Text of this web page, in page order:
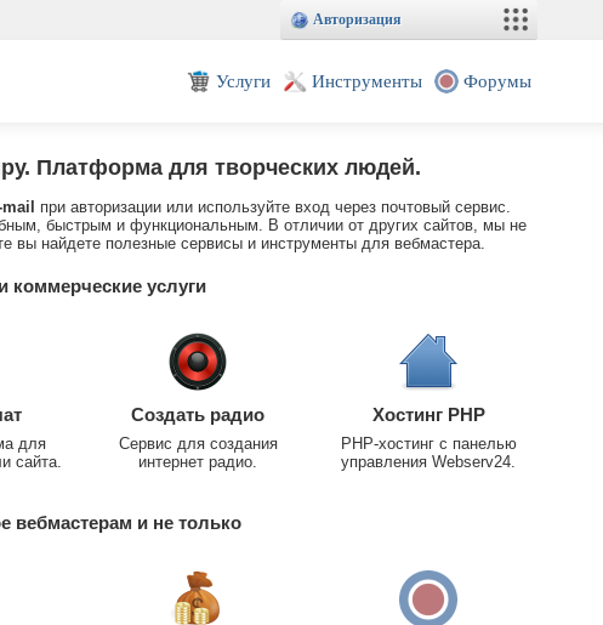
Авторизация
Услуги Инструменты Форумы
Платформа для творческих людей.
mail
при авторизации или используйте вход через почтовый сервис.
быстрым и функциональным. В отличии от других сайтов, мы не
найдете полезные сервисы и инструменты для вебмастера.
коммерческие услуги
для
сайта.
Создать радио
Сервис для создания
интернет радио.
Хостинг PHP
PHP-хостинг с панелью
управления Webserv24.
вебмастерам и не только